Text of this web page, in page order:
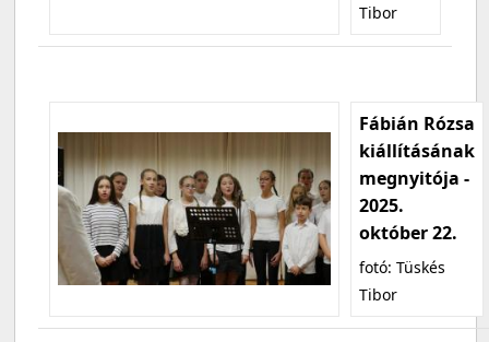
Tibor
Fábián Rózsa
kiállításának
megnyitója -
2025.
október 22.
fotó: Tüskés
Tibor